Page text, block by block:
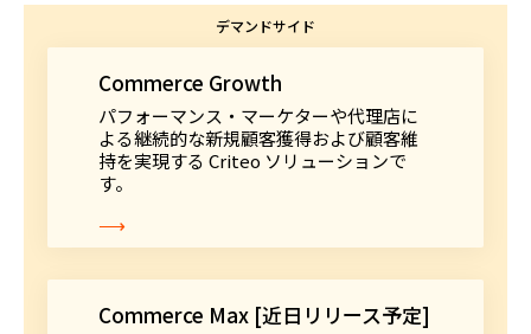
デマンドサイド
Commerce Growth
パフォーマンス・マーケターや代理店に
よる継続的な新規顧客獲得および顧客維
持を実現する Criteo ソリューションで
す。
⟶
Commerce Max [近日リリース予定]